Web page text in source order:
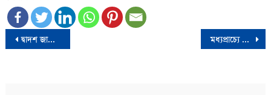
Post
দ্বাদশ জাতীয় সংসদ নির্বাচন জাতীয় ও আন্তর্জাতিক অঙ্গনে ব্যাপক প্রশংসিত হয়েছে- রাষ্ট্রপতি মধ্যপ্রাচ্যে বড় আকারের যুদ্ধের প্রয়োজন নেই: বাইডেন